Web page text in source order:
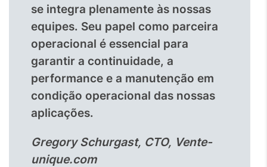
se integra plenamente às nossas
equipes. Seu papel como parceira
operacional é essencial para
garantir a continuidade, a
performance e a manutenção em
condição operacional das nossas
aplicações.
Gregory Schurgast, CTO, Vente-
unique.com